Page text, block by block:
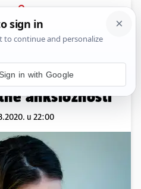
PRIJAVA
Komentari
stresa,
anksioznosti
u 22:00